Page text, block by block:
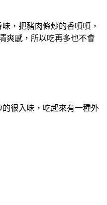
，把豬肉條炒的香噴噴，
爽感，所以吃再多也不會
的很入味，吃起來有一種外